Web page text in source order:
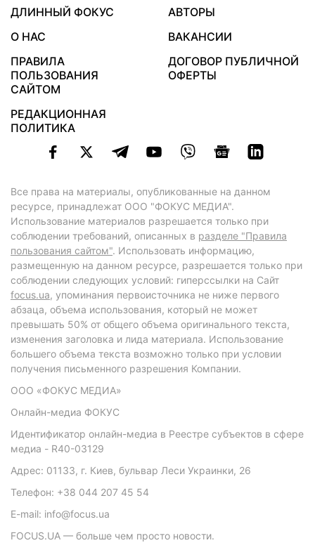
ДЛИННЫЙ ФОКУС
АВТОРЫ
О НАС
ВАКАНСИИ
ПРАВИЛА
ПОЛЬЗОВАНИЯ
САЙТОМ
ДОГОВОР ПУБЛИЧНОЙ
ОФЕРТЫ
РЕДАКЦИОННАЯ
ПОЛИТИКА
Все права на материалы, опубликованные на данном
ресурсе, принадлежат ООО "ФОКУС МЕДИА".
Использование материалов разрешается только при
соблюдении требований, описанных в разделе "Правила
пользования сайтом". Использовать информацию,
размещенную на данном ресурсе, разрешается только при
соблюдении следующих условий: гиперссылки на Сайт
focus.ua, упоминания первоисточника не ниже первого
абзаца, объема использования, который не может
превышать 50% от общего объема оригинального текста,
изменения заголовка и лида материала. Использование
большего объема текста возможно только при условии
получения письменного разрешения Компании.
ООО «ФОКУС МЕДИА»
Онлайн-медиа ФОКУС
Идентификатор онлайн-медиа в Реестре субъектов в сфере
медиа - R40-03129
Адрес: 01133, г. Киев, бульвар Леси Украинки, 26
Телефон: +38 044 207 45 54
E-mail: info@focus.ua
FOCUS.UA — больше чем просто новости.